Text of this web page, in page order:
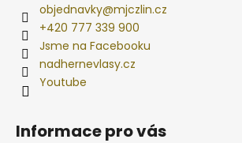
objednavky@mjczlin.cz
+420 777 339 900
Jsme na Facebooku
nadhernevlasy.cz
Youtube
Informace pro vás